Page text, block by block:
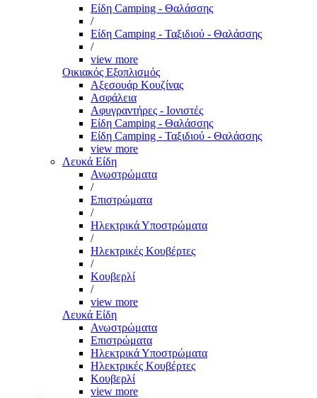
Είδη Camping - Θαλάσσης
/
Είδη Camping - Ταξιδιού - Θαλάσσης
/
view more
Οικιακός Εξοπλισμός
Αξεσουάρ Κουζίνας
Ασφάλεια
Αφυγραντήρες - Ιονιστές
Είδη Camping - Θαλάσσης
Είδη Camping - Ταξιδιού - Θαλάσσης
view more
Λευκά Είδη
Ανωστρώματα
/
Επιστρώματα
/
Ηλεκτρικά Υποστρώματα
/
Ηλεκτρικές Κουβέρτες
/
Κουβερλί
/
view more
Λευκά Είδη
Ανωστρώματα
Επιστρώματα
Ηλεκτρικά Υποστρώματα
Ηλεκτρικές Κουβέρτες
Κουβερλί
view more